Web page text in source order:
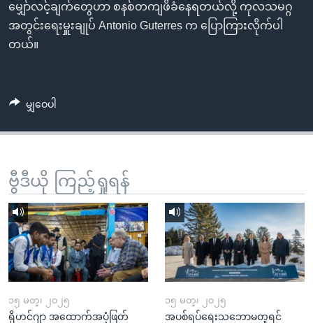
ကျော်
ကြည့်
ရန်
နေရာ
မျှော်လင့်ချက်တွေဟာ စနစ်တကျဖိခံနေရတယ်လို့ ကုလသမဂ္ဂ
အတွင်းရေးမှူးချုပ် Antonio Guterres က ပြောကြားလိုက်ပါ
တယ်။
မျှဝေပါ
ဗွီဒီယို ကြည့်ရှုရန်
၁၅ မတ္၊ ၂၀၂၅
ရိုဟင်ဂျာ အထောက်အပံ့ဖြတ်
၁၅ မတ္၊ ၂၀၂၅
အပစ်ရပ်ရေးသဘောမတူရင်